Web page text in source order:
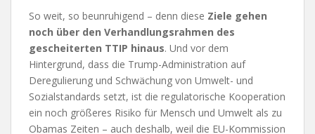
So weit, so beunruhigend – denn diese Ziele gehen
noch über den Verhandlungsrahmen des
gescheiterten TTIP hinaus. Und vor dem
Hintergrund, dass die Trump-Administration auf
Deregulierung und Schwächung von Umwelt- und
Sozialstandards setzt, ist die regulatorische Kooperation
ein noch größeres Risiko für Mensch und Umwelt als zu
Obamas Zeiten – auch deshalb, weil die EU-Kommission